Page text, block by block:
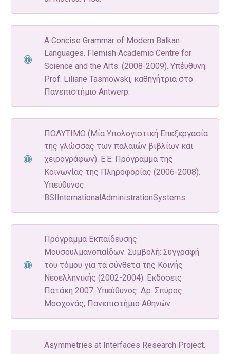
A Concise Grammar of Modern Balkan
Languages. Flemish Academic Centre for
Science and the Arts. (2008-2009). Υπέυθυνη:
Prof. Liliane Tasmowski, καθηγήτρια στο
Πανεπιστήμιο Antwerp.
ΠΟΛΥΤΙΜΟ (Μία Υπολογιστική Επεξεργασία
της γλώσσας των παλαιών βιβλίων και
χειρογράφων). E.Ε: Πρόγραμμα της
Κοινωνίας της Πληροφορίας (2006-2008).
Υπεύθυνος:
BSIInternationalAdministrationSystems.
Πρόγραμμα Εκπαίδευσης
Μουσουλμανοπαίδων. Συμβολή: Συγγραφή
του τόμου για τα σύνθετα της Κοινής
Νεοελληνικής (2002-2004). Eκδόσεις
Πατάκη 2007. Υπεύθυνος: Δρ. Σπύρος
Μοσχονάς, Πανεπιστήμιο Αθηνών.
Αsymmetries at Interfaces Research Project.